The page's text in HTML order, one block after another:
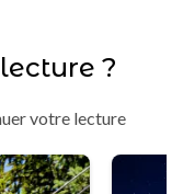
?
votre lecture